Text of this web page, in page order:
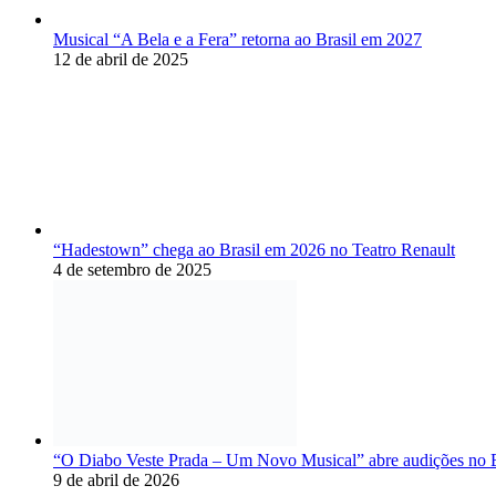
Musical “A Bela e a Fera” retorna ao Brasil em 2027
12 de abril de 2025
“Hadestown” chega ao Brasil em 2026 no Teatro Renault
4 de setembro de 2025
“O Diabo Veste Prada – Um Novo Musical” abre audições no
9 de abril de 2026